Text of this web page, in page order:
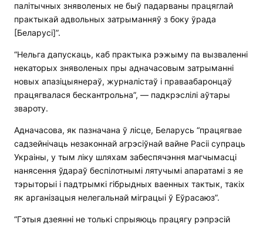
палітычных зняволеных не быў падарваны працяглай
практыкай адвольных затрыманняў з боку ўрада
[Беларусі]”.
“Нельга дапускаць, каб практыка рэжыму па вызваленні
некаторых зняволеных пры адначасовым затрыманні
новых апазіцыянераў, журналістаў і праваабаронцаў
працягвалася бескантрольна”, — падкрэслілі аўтары
звароту.
Адначасова, як пазначана ў лісце, Беларусь “працягвае
садзейнічаць незаконнай агрэсіўнай вайне Расіі супраць
Украіны, у тым ліку шляхам забеспячэння магчымасці
нанясення ўдараў беспілотнымі лятучымі апаратамі з яе
тэрыторыі і падтрымкі гібрыдных ваенных тактык, такіх
як арганізацыя нелегальнай міграцыі ў Еўрасаюз”.
“Гэтыя дзеянні не толькі спрыяюць працягу рэпрэсій